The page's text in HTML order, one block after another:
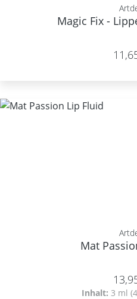
Magic Fix -
Mat
Inhalt: 3 ml